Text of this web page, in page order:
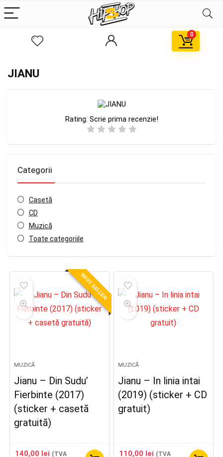
0
JIANU
Rating: Scrie prima recenzie!
Categorii
Casetă
CD
Muzică
Toate categoriile
BEST SELLER
MUZICĂ
Jianu – Din Sudu’
Fierbinte (2017)
(sticker + casetă
gratuită)
140,00 lei (TVA
MUZICĂ
Jianu – In linia intai
(2019) (sticker + CD
gratuit)
110,00 lei (TVA